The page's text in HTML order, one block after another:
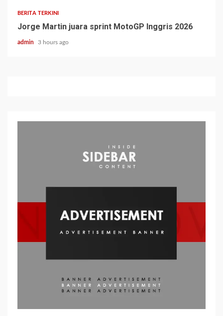
BERITA TERKINI
Jorge Martin juara sprint MotoGP Inggris 2026
admin 3 hours ago